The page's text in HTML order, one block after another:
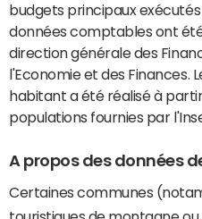
budgets principaux
données comptables ont
direction générale des
l'Economie et des Finances.
habitant a été réalisé à
populations fournies par
A propos des données
Certaines communes